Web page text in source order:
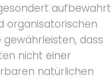
aufbewahrt
organisatorischen
dass
nicht einer
natürlichen